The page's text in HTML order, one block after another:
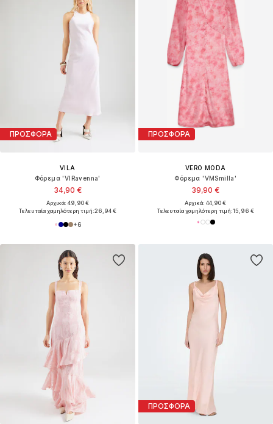
ΠΡΟΣΦΟΡΑ
VILA
Φόρεμα 'VIRavenna'
34,90 €
Αρχικά: 49,90 €
Τελευταία χαμηλότερη τιμή:26,94 €
+6
ΠΡΟΣΦΟΡΑ
VERO MODA
Φόρεμα 'VMSmilla'
39,90 €
Αρχικά: 44,90 €
Τελευταία χαμηλότερη τιμή:15,96 €
ΠΡΟΣΦΟΡΑ